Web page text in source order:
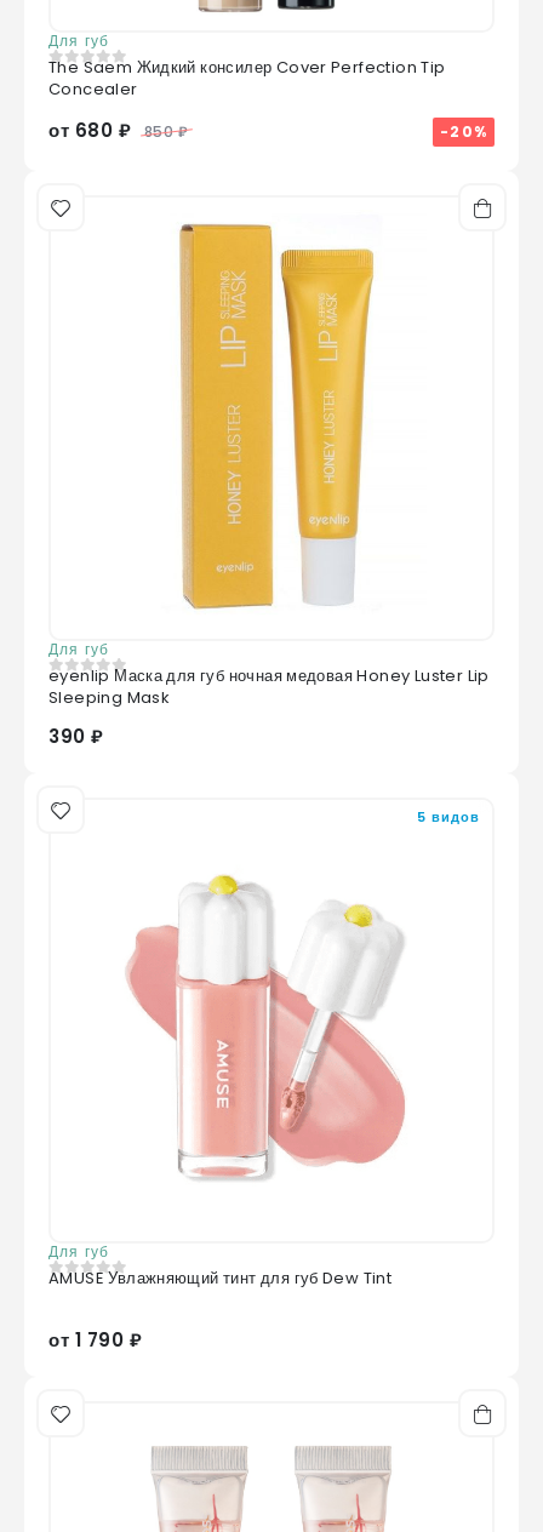
Для губ
0из 5
The Saem Жидкий консилер Cover Perfection Tip
Concealer
от 680 ₽ 850 ₽ -20%
Для губ
0из 5
eyenlip Маска для губ ночная медовая Honey Luster Lip
Sleeping Mask
390 ₽
5 видов
Для губ
0из 5
AMUSE Увлажняющий тинт для губ Dew Tint
от 1 790 ₽